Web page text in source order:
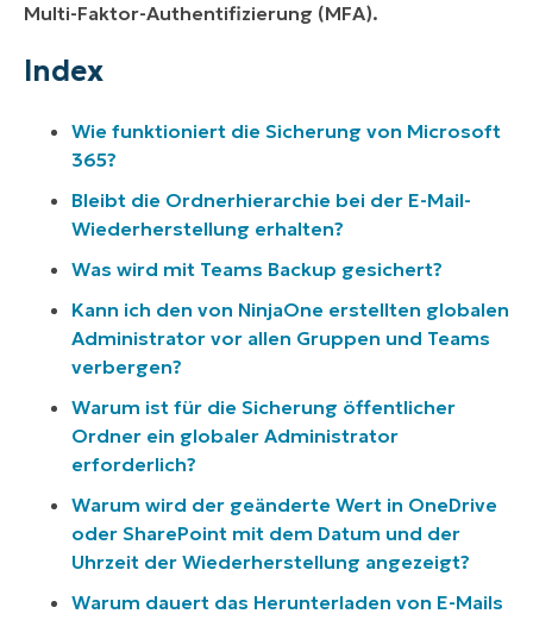
Multi-Faktor-Authentifizierung (MFA).
Index
Wie funktioniert die Sicherung von Microsoft
365?
Bleibt die Ordnerhierarchie bei der E-Mail-
Wiederherstellung erhalten?
Was wird mit Teams Backup gesichert?
Kann ich den von NinjaOne erstellten globalen
Administrator vor allen Gruppen und Teams
verbergen?
Warum ist für die Sicherung öffentlicher
Ordner ein globaler Administrator
erforderlich?
Warum wird der geänderte Wert in OneDrive
oder SharePoint mit dem Datum und der
Uhrzeit der Wiederherstellung angezeigt?
Warum dauert das Herunterladen von E-Mails